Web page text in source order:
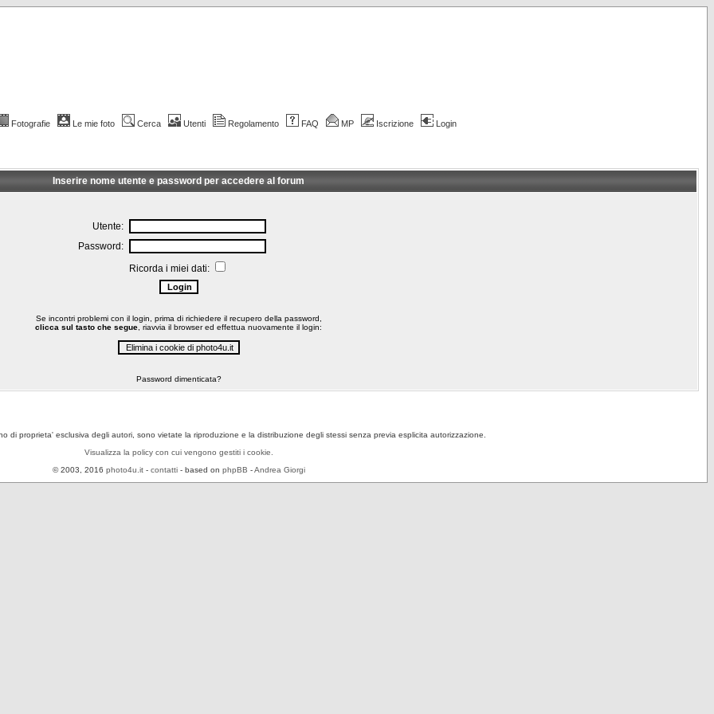
Fotografie Le mie foto Cerca Utenti Regolamento FAQ MP Iscrizione Login
Inserire nome utente e password per accedere al forum
Utente:
Password:
Ricorda i miei dati:
Se incontri problemi con il login, prima di richiedere il recupero della password,
clicca sul tasto che segue , riavvia il browser ed effettua nuovamente il login:
Password dimenticata?
di proprieta' esclusiva degli autori, sono vietate la riproduzione e la distribuzione degli stessi senza previa esplicita autorizzazione.
Visualizza la policy con cui vengono gestiti i cookie.
© 2003, 2016 photo4u.it- contatti- based on phpBB -Andrea Giorgi